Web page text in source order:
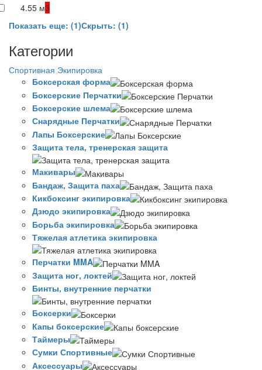
4.55 м3
Показать еще: (1)Скрыть: (1)
Категории
Спортивная Экипировка
Боксерская форма
Боксерские Перчатки
Боксерские шлема
Снарядные Перчатки
Лапы Боксерские
Защита тела, тренерская защита
Макивары
Бандаж, Защита паха
Кикбоксинг экипировка
Дзюдо экипировка
Борьба экипировка
Тяжелая атлетика экипировка
Перчатки MMA
Защита ног, локтей
Бинты, внутренние перчатки
Боксерки
Капы боксерские
Таймеры
Сумки Спортивные
Аксессуары